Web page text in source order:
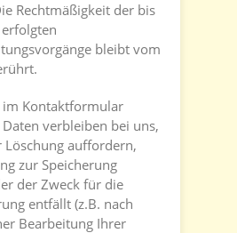
Rechtmäßigkeit der bis
bleibt vom
im Kontaktformular
verbleiben bei uns,
Löschung auffordern,
zur Speicherung
der Zweck für die
entfällt (z.B. nach
Bearbeitung Ihrer